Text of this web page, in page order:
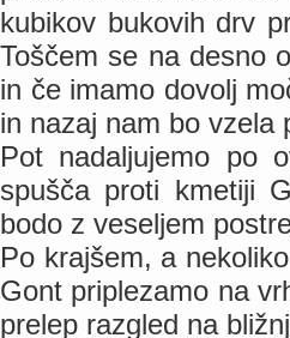
kubikov bukovih drv
Toščem se na desno
in če imamo dovolj
in nazaj nam bo vzela
Pot nadaljujemo po
spušča proti kmetiji
bodo z veseljem
Po krajšem, a
Gont priplezamo na
prelep razgled na